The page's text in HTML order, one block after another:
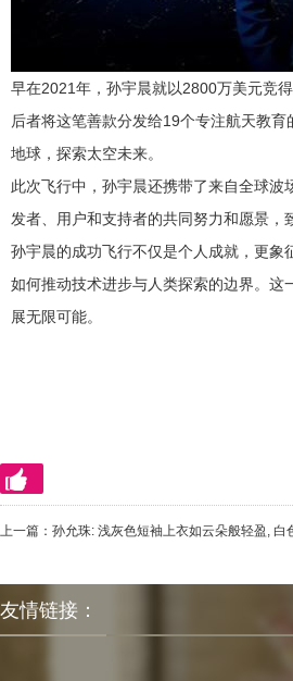
早在2021年，孙宇晨就以2800万美元竞
后者将这笔善款分发给19个专注航天教
地球，探索太空未来。
此次飞行中，孙宇晨还携带了来自全球
发者、用户和支持者的共同努力和愿景
孙宇晨的成功飞行不仅是个人成就，更
如何推动技术进步与人类探索的边界。
展无限可能。
上一篇： 孙允珠: 浅灰色短袖上衣如云朵般轻盈, 白
友情链接：